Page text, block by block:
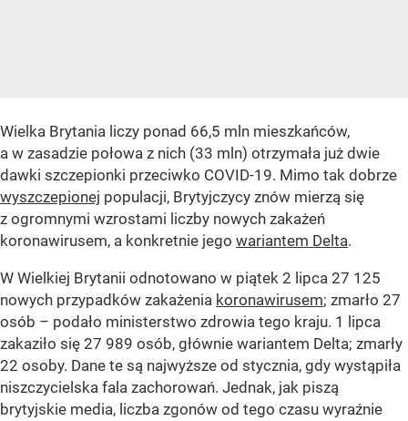
Wielka Brytania liczy ponad 66,5 mln mieszkańców,
a w zasadzie połowa z nich (33 mln) otrzymała już dwie
dawki szczepionki przeciwko COVID-19. Mimo tak dobrze
wyszczepionej populacji, Brytyjczycy znów mierzą się
z ogromnymi wzrostami liczby nowych zakażeń
koronawirusem, a konkretnie jego wariantem Delta.
W Wielkiej Brytanii odnotowano w piątek 2 lipca 27 125
nowych przypadków zakażenia koronawirusem; zmarło 27
osób – podało ministerstwo zdrowia tego kraju. 1 lipca
zakaziło się 27 989 osób, głównie wariantem Delta; zmarły
22 osoby. Dane te są najwyższe od stycznia, gdy wystąpiła
niszczycielska fala zachorowań. Jednak, jak piszą
brytyjskie media, liczba zgonów od tego czasu wyraźnie